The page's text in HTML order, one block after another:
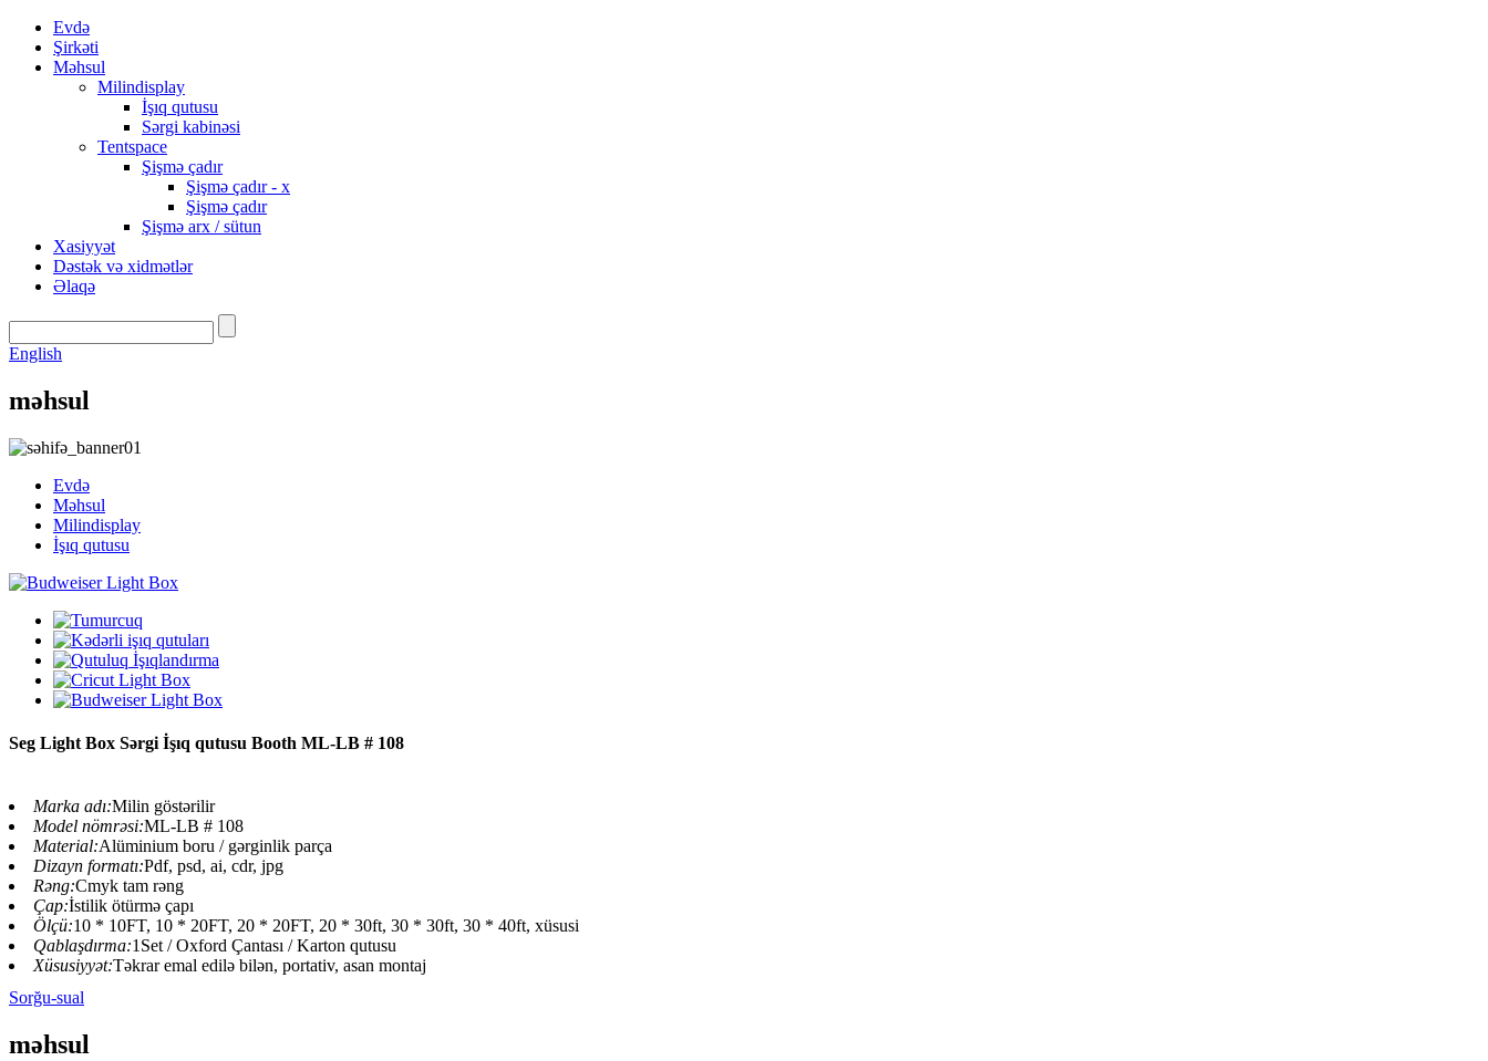
Evdə
Şirkəti
Məhsul
Milindisplay
İşıq qutusu
Sərgi kabinəsi
Tentspace
Şişmə çadır
Şişmə çadır - x
Şişmə çadır
Şişmə arx / sütun
Xasiyyət
Dəstək və xidmətlər
Əlaqə
English
məhsul
Evdə
Məhsul
Milindisplay
İşıq qutusu
Seg Light Box Sərgi İşıq qutusu Booth ML-LB # 108
Marka adı:Milin göstərilir
Model nömrəsi:ML-LB # 108
Material:Alüminium boru / gərginlik parça
Dizayn formatı:Pdf, psd, ai, cdr, jpg
Rəng:Cmyk tam rəng
Çap:İstilik ötürmə çapı
Ölçü:10 * 10FT, 10 * 20FT, 20 * 20FT, 20 * 30ft, 30 * 30ft, 30 * 40ft, xüsusi
Qablaşdırma:1Set / Oxford Çantası / Karton qutusu
Xüsusiyyət:Təkrar emal edilə bilən, portativ, asan montaj
Sorğu-sual
məhsul